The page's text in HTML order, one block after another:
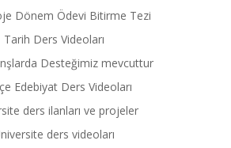
Dönem Ödevi Bitirme Tezi
Tarih Ders Videoları
Desteğimiz mevcuttur
Edebiyat Ders Videoları
ders ilanları ve projeler
ders videoları